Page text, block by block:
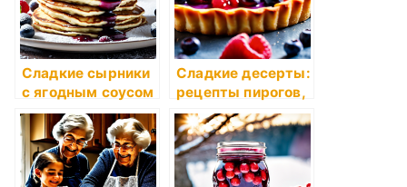
Сладкие сырники
с ягодным соусом
Сладкие десерты:
рецепты пирогов,
пудингов и
запеканок на
основе сезонных
фруктов